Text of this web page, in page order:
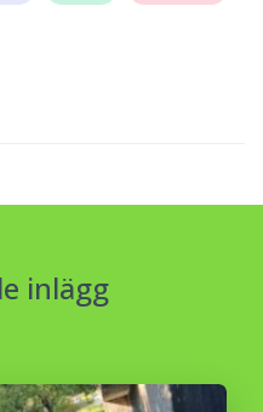
inlägg